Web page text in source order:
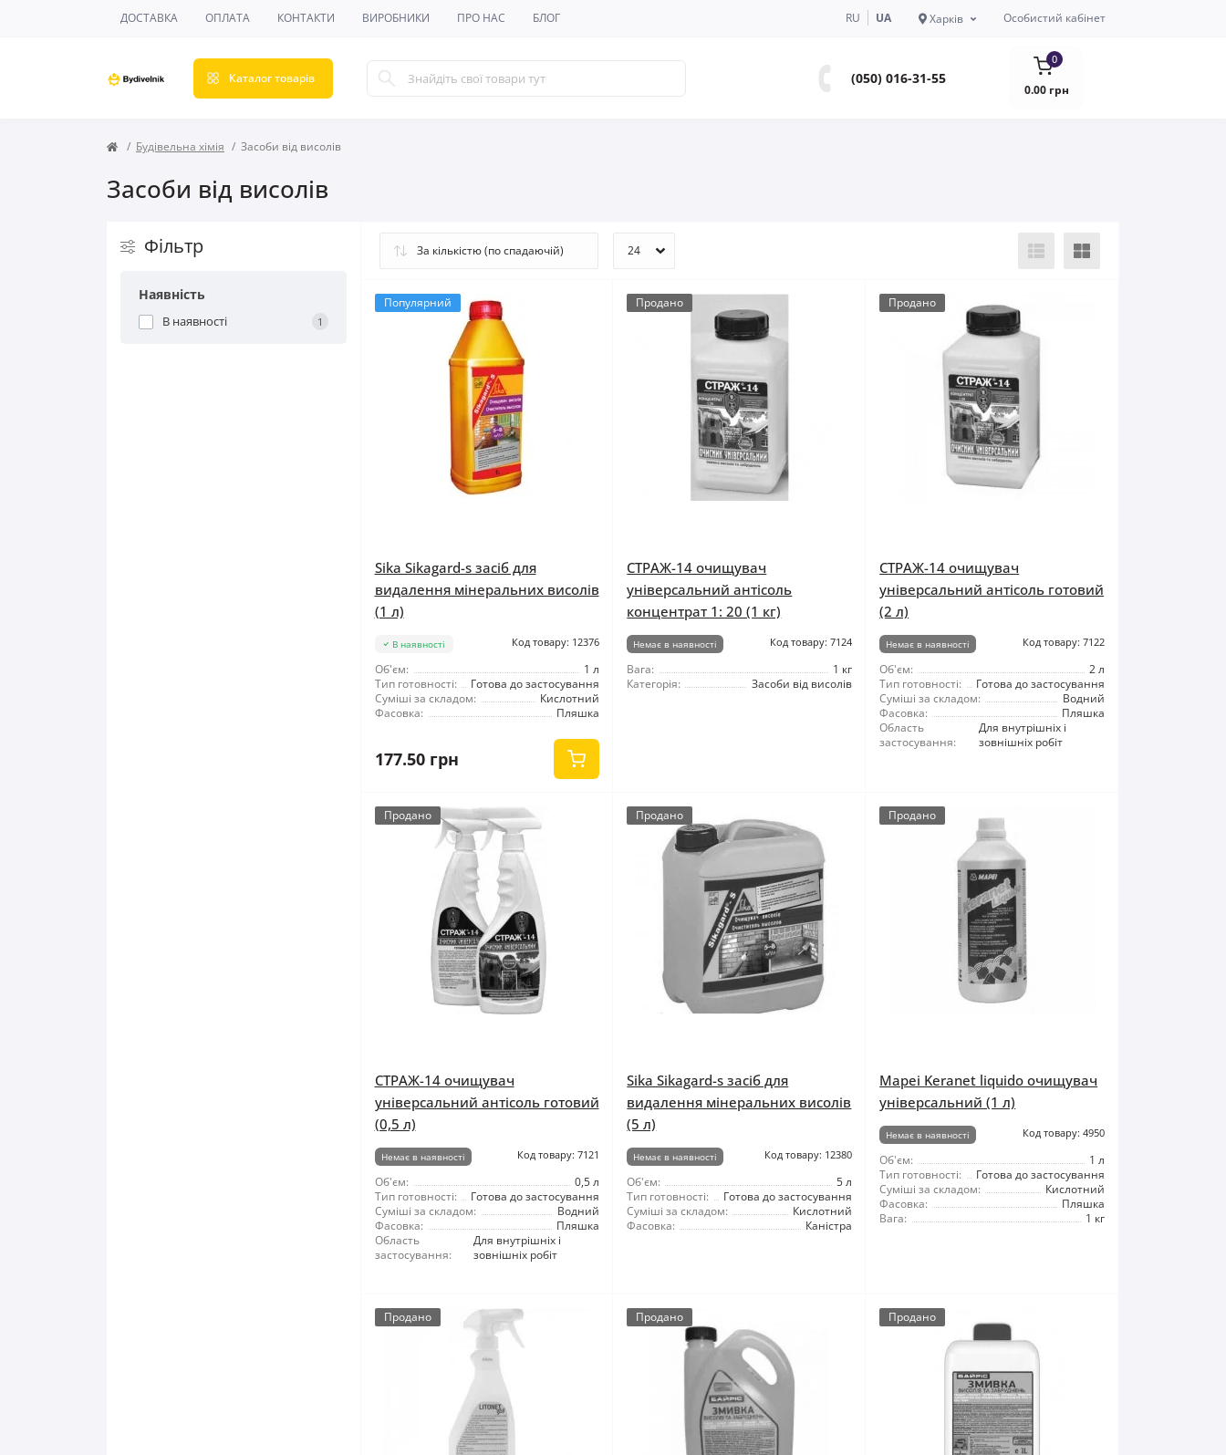
ДОСТАВКА ОПЛАТА КОНТАКТИ ВИРОБНИКИ ПРО НАС БЛОГ RU UA Харків Особистий кабінет
Каталог товарів (050) 016-31-55
0
0.00 грн
Будівельна хімія Засоби від висолів
Засоби від висолів
Фільтр
Наявність
В наявності 1
Популярний
Sika Sikagard-s засіб для
видалення мінеральних висолів
(1 л)
В наявності Код товару: 12376
Об'єм:
1 л
Тип готовності:
Готова до застосування
Суміші за складом:
Кислотний
Фасовка:
Пляшка
177.50 грн
Продано
СТРАЖ-14 очищувач
універсальний антісоль
концентрат 1: 20 (1 кг)
Немає в наявності Код товару: 7124
Вага:
1 кг
Категорія:
Засоби від висолів
Продано
СТРАЖ-14 очищувач
універсальний антісоль готовий
(2 л)
Немає в наявності Код товару: 7122
Об'єм:
2 л
Тип готовності:
Готова до застосування
Суміші за складом:
Водний
Фасовка:
Пляшка
Область
застосування:
Для внутрішніх і
зовнішніх робіт
Продано
СТРАЖ-14 очищувач
універсальний антісоль готовий
(0,5 л)
Немає в наявності Код товару: 7121
Об'єм:
0,5 л
Тип готовності:
Готова до застосування
Суміші за складом:
Водний
Фасовка:
Пляшка
Область
застосування:
Для внутрішніх і
зовнішніх робіт
Продано
Sika Sikagard-s засіб для
видалення мінеральних висолів
(5 л)
Немає в наявності Код товару: 12380
Об'єм:
5 л
Тип готовності:
Готова до застосування
Суміші за складом:
Кислотний
Фасовка:
Каністра
Продано
Mapei Keranet liquido очищувач
універсальний (1 л)
Немає в наявності Код товару: 4950
Об'єм:
1 л
Тип готовності:
Готова до застосування
Суміші за складом:
Кислотний
Фасовка:
Пляшка
Вага:
1 кг
Продано Продано Продано